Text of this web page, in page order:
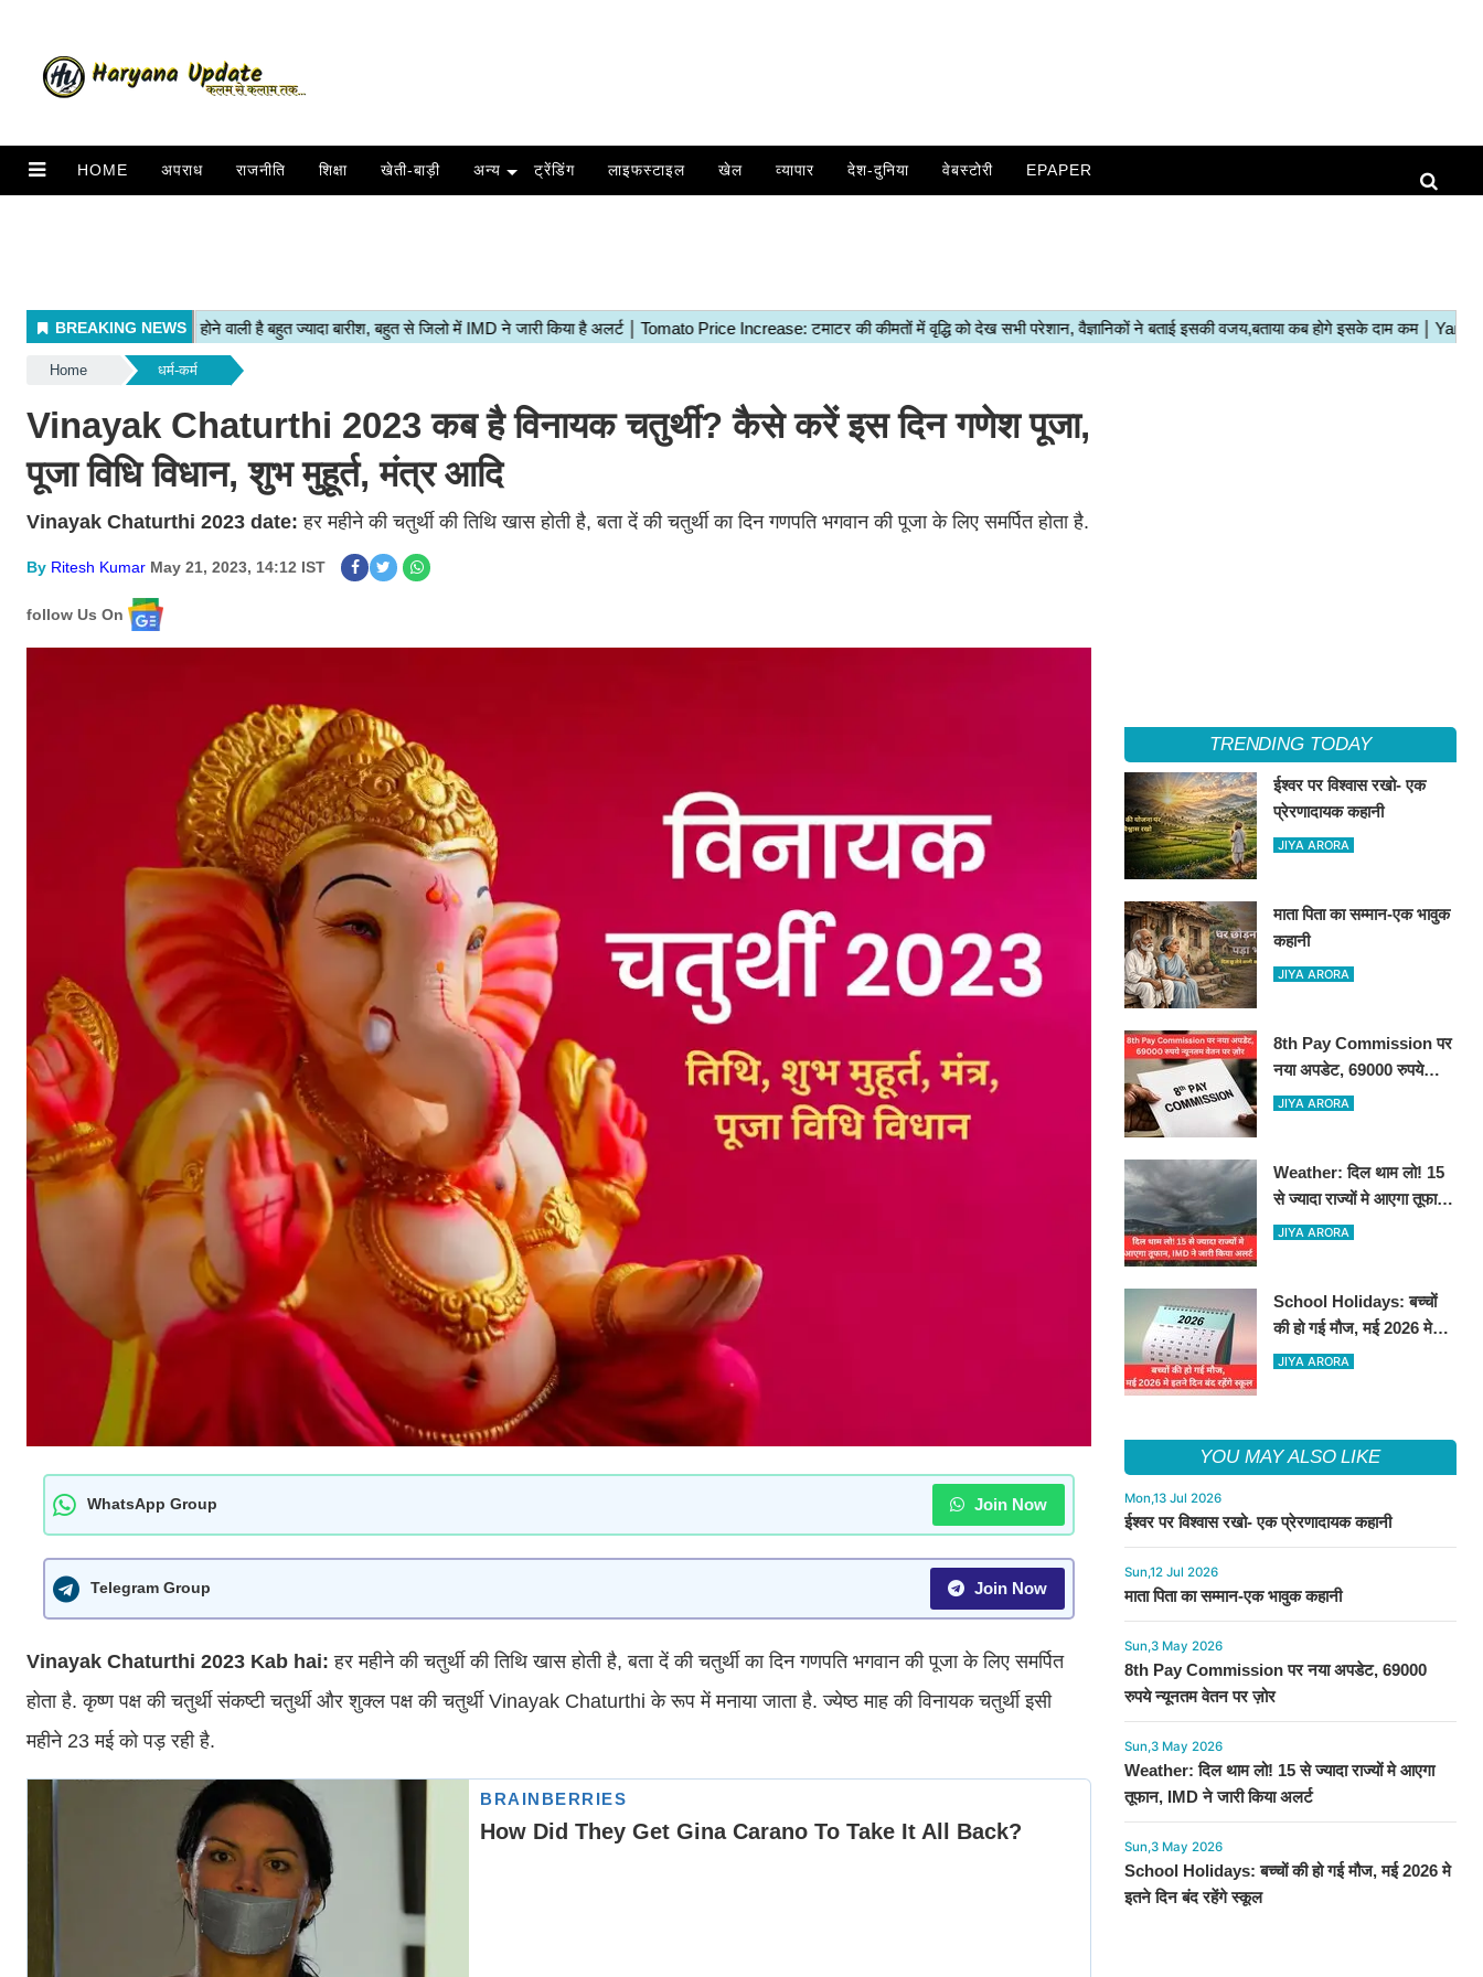
HOME अपराध राजनीति शिक्षा खेती-बाड़ी अन्य ट्रेंडिंग लाइफस्टाइल खेल व्यापार देश-दुनिया वेबस्टोरी EPAPER
Home धर्म-कर्म
Vinayak Chaturthi 2023 कब है विनायक चतुर्थी? कैसे करें इस दिन गणेश पूजा,
पूजा विधि विधान, शुभ मुहूर्त, मंत्र आदि
Vinayak Chaturthi 2023 date:हर महीने की चतुर्थी की तिथि खास होती है, बता दें की चतुर्थी का दिन गणपति भगवान की पूजा के लिए समर्पित होता है.
By Ritesh Kumar May 21, 2023, 14:12 IST
follow Us On
WhatsApp Group Join Now
Telegram Group Join Now
Vinayak Chaturthi 2023 Kab hai:हर महीने की चतुर्थी की तिथि खास होती है, बता दें की चतुर्थी का दिन गणपति भगवान की पूजा के लिए समर्पित
होता है. कृष्ण पक्ष की चतुर्थी संकष्टी चतुर्थी और शुक्ल पक्ष की चतुर्थी Vinayak Chaturthi के रूप में मनाया जाता है. ज्येष्ठ माह की विनायक चतुर्थी इसी
महीने 23 मई को पड़ रही है.
TRENDING TODAY
ईश्वर पर विश्वास रखो- एक
प्रेरणादायक कहानी
JIYA ARORA
माता पिता का सम्मान-एक भावुक
कहानी
JIYA ARORA
8th Pay Commission पर
नया अपडेट, 69000 रुपये
न्यूनतम वेतन पर ज़ोर
JIYA ARORA
Weather: दिल थाम लो! 15
से ज्यादा राज्यों मे आएगा तूफान,
IMD ने जारी किया अलर्ट
JIYA ARORA
School Holidays: बच्चों
की हो गई मौज, मई 2026 मे
इतने दिन बंद रहेंगे स्कूल
JIYA ARORA
YOU MAY ALSO LIKE
Mon,13 Jul 2026
ईश्वर पर विश्वास रखो- एक प्रेरणादायक कहानी
Sun,12 Jul 2026
माता पिता का सम्मान-एक भावुक कहानी
Sun,3 May 2026
8th Pay Commission पर नया अपडेट, 69000
रुपये न्यूनतम वेतन पर ज़ोर
Sun,3 May 2026
Weather: दिल थाम लो! 15 से ज्यादा राज्यों मे आएगा
तूफान, IMD ने जारी किया अलर्ट
Sun,3 May 2026
School Holidays: बच्चों की हो गई मौज, मई 2026 मे
इतने दिन बंद रहेंगे स्कूल